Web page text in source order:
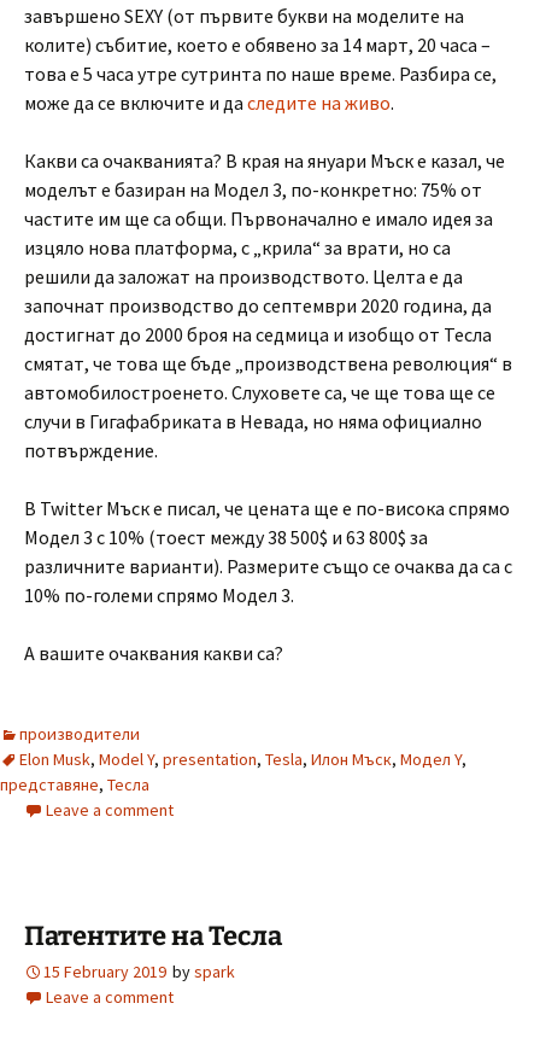
завършено SEXY (от първите букви на моделите на
колите) събитие, което е обявено за 14 март, 20 часа –
това е 5 часа утре сутринта по наше време. Разбира се,
може да се включите и да следите на живо.
Какви са очакванията? В края на януари Мъск е казал, че
моделът е базиран на Модел 3, по-конкретно: 75% от
частите им ще са общи. Първоначално е имало идея за
изцяло нова платформа, с „крила“ за врати, но са
решили да заложат на производството. Целта е да
започнат производство до септември 2020 година, да
достигнат до 2000 броя на седмица и изобщо от Тесла
смятат, че това ще бъде „производствена революция“ в
автомобилостроенето. Слуховете са, че ще това ще се
случи в Гигафабриката в Невада, но няма официално
потвърждение.
В Twitter Мъск е писал, че цената ще е по-висока спрямо
Модел 3 с 10% (тоест между 38 500$ и 63 800$ за
различните варианти). Размерите също се очаква да са с
10% по-големи спрямо Модел 3.
А вашите очаквания какви са?
производители
Elon Musk, Model Y, presentation, Tesla, Илон Мъск, Модел Y,
представяне, Тесла
Leave a comment
Патентите на Тесла
15 February 2019 byspark
Leave a comment